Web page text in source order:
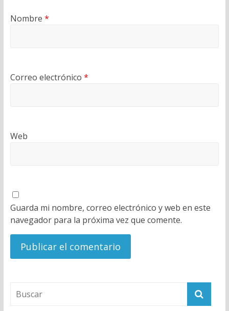
Nombre *
Correo electrónico *
Web
Guarda mi nombre, correo electrónico y web en este
navegador para la próxima vez que comente.